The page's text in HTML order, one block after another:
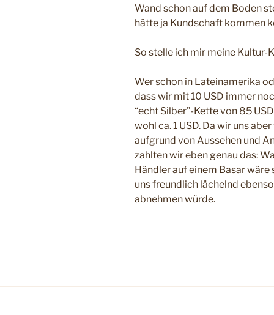
Wand schon auf dem Boden
hätte ja Kundschaft kommen
So stelle ich mir meine Kultur-
Wer schon in Lateinamerika
dass wir mit 10 USD immer
“echt Silber”-Kette von 85
wohl ca. 1 USD. Da wir uns
aufgrund von Aussehen und
zahlten wir eben genau das:
Händler auf einem Basar
uns freundlich lächelnd
abnehmen würde.